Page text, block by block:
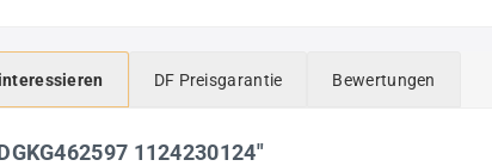
DF Preisgarantie Bewertungen
1124230124"